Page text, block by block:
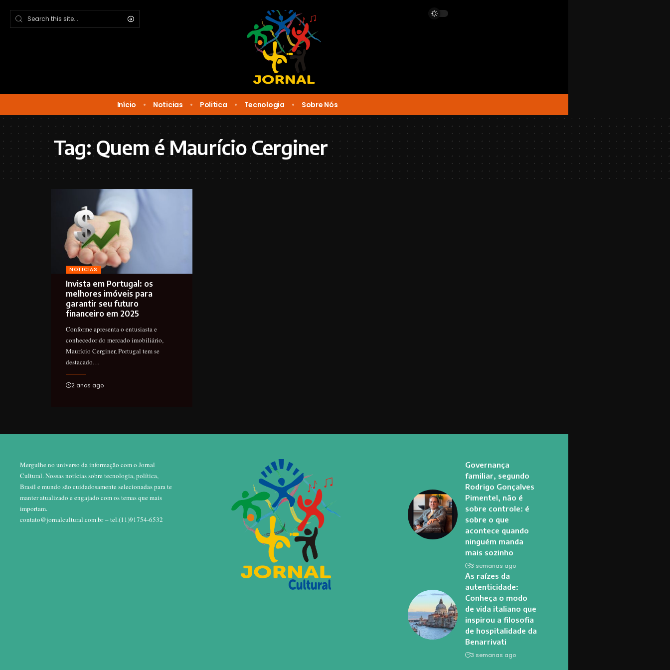
Início Noticias Politica Tecnologia Sobre Nós
Tag:Quem é Maurício Cerginer
NOTICIAS
Invista em Portugal: os
melhores imóveis para
garantir seu futuro
financeiro em 2025
Conforme apresenta o entusiasta e
conhecedor do mercado imobiliário,
Maurício Cerginer, Portugal tem se
destacado…
2 anos ago
Mergulhe no universo da informação com o Jornal
Cultural. Nossas notícias sobre tecnologia, política,
Brasil e mundo são cuidadosamente selecionadas para te
manter atualizado e engajado com os temas que mais
importam.
contato@jornalcultural.com.br– tel.(11)91754-6532
Governança
familiar, segundo
Rodrigo Gonçalves
Pimentel, não é
sobre controle: é
sobre o que
acontece quando
ninguém manda
mais sozinho
3 semanas ago
As raízes da
autenticidade:
Conheça o modo
de vida italiano que
inspirou a filosofia
de hospitalidade da
Benarrivati
3 semanas ago